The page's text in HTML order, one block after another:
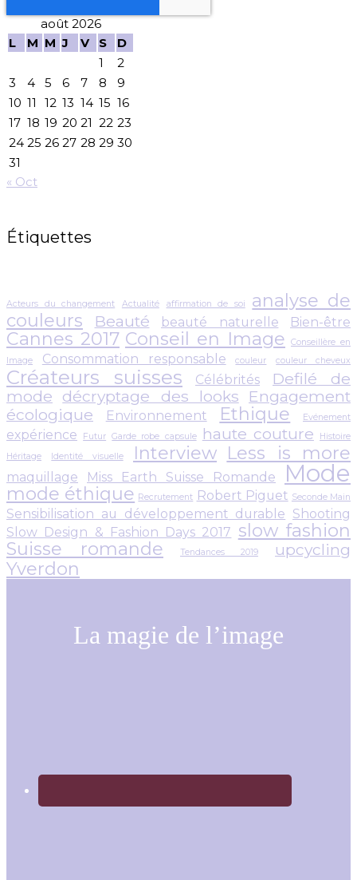
août 2026
L
M M J V S
D
1
2
3
4 5 6 7 8
9
10 11 12 13 14 15 16
17 18 19 20 21 22 23
24 25 26 27 28 29 30
31
« Oct
Étiquettes
Acteurs du changement Actualité affirmation de soi
analyse de
couleurs
Beauté beauté naturelle Bien-être
Cannes 2017 Conseil en Image
Conseillère en
Image
Consommation responsable couleur couleur cheveux
Créateurs suisses Célébrités
Defilé de
mode décryptage des looks
Engagement
écologique
Environnement Ethique Evénement
expérience Futur Garde robe capsule haute couture
Histoire
Héritage
Identité visuelle Interview Less is more
maquillage Miss Earth Suisse Romande Mode
mode éthique Recrutement Robert Piguet Seconde Main
Sensibilisation au développement durable Shooting
Slow Design & Fashion Days 2017 slow fashion
Suisse romande
Tendances 2019 upcycling
Yverdon
La magie de l’image